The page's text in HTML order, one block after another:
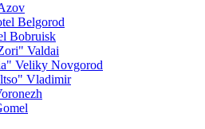
Belgorod
Bobruisk
Valdai
Veliky Novgorod
Vladimir